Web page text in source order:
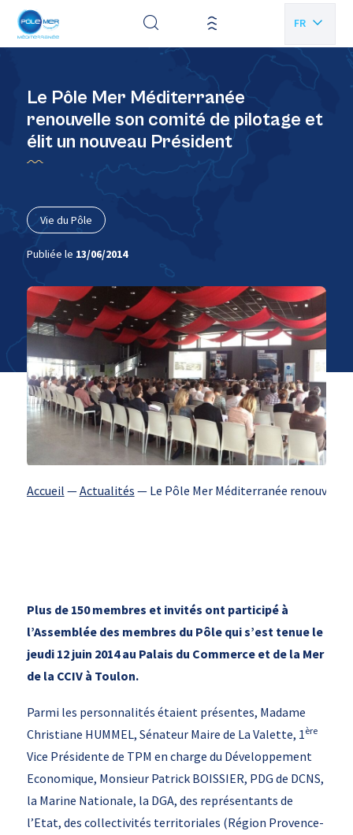
FR
EN
Le Pôle Mer Méditerranée
renouvelle son comité de pilotage et
élit un nouveau Président
Vie du Pôle
Publiée le 13/06/2014
Accueil —Actualités — Le Pôle Mer Méditerranée
Plus de 150 membres et invités ont participé à
l’Assemblée des membres du Pôle qui s’est tenue le
jeudi 12 juin 2014 au Palais du Commerce et de la Mer
de la CCIV à Toulon.
Parmi les personnalités étaient présentes, Madame
Christiane HUMMEL, Sénateur Maire de La Valette, 1 ère
Vice Présidente de TPM en charge du Développement
Economique, Monsieur Patrick BOISSIER, PDG de DCNS,
la Marine Nationale, la DGA, des représentants de
l’Etat, des collectivités territoriales (Région Provence-
Panneau de gestion des cookies